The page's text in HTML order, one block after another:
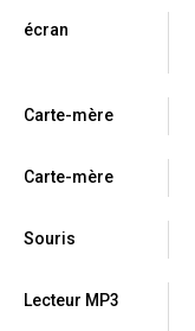
écran
Carte-mère
Carte-mère
Souris
Lecteur MP3